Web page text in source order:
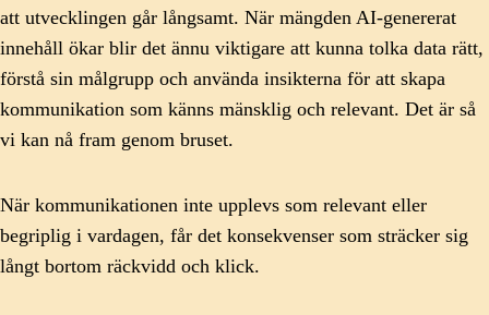
att utvecklingen går långsamt. När mängden AI-genererat
innehåll ökar blir det ännu viktigare att kunna tolka data rätt,
förstå sin målgrupp och använda insikterna för att skapa
kommunikation som känns mänsklig och relevant. Det är så
vi kan nå fram genom bruset.
När kommunikationen inte upplevs som relevant eller
begriplig i vardagen, får det konsekvenser som sträcker sig
långt bortom räckvidd och klick.